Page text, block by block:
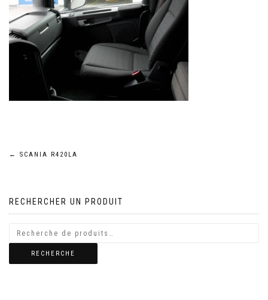
Navigation
l’article
← SCANIA R420LA
RECHERCHER UN PRODUIT
RECHERCHE